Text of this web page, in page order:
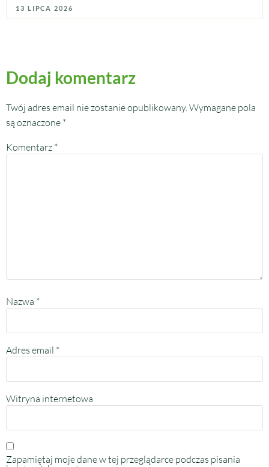
13 LIPCA 2026
Dodaj komentarz
Twój adres email nie zostanie opublikowany. Wymagane pola
są oznaczone *
Komentarz *
Nazwa *
Adres email *
Witryna internetowa
Zapamiętaj moje dane w tej przeglądarce podczas pisania